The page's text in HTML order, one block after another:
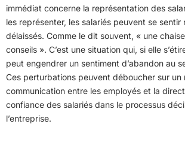
immédiat concerne la représentation des
les représenter, les salariés peuvent se sentir
délaissés. Comme le dit souvent, « une
conseils ». C’est une situation qui, si elle
peut engendrer un sentiment d’abandon au
Ces perturbations peuvent déboucher sur un
communication entre les employés et la
confiance des salariés dans le processus
l’entreprise.